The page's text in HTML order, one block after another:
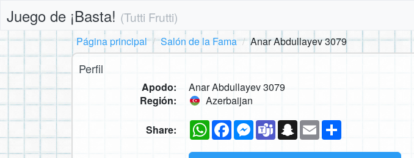
Juego de ¡Basta! (Tutti Frutti)
Página principal
Salón de la Fama Anar Abdullayev 3079
Perfil
Apodo:
Anar Abdullayev 3079
Región:
Azerbaijan
Share: WhatsAppFacebookMessenger
TeamsSnapchat
Email